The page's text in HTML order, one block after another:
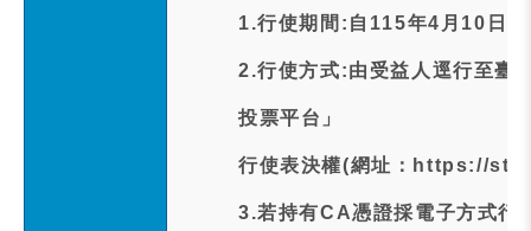
1.行使期間:自115年4月10日
2.行使方式:由受益人逕行至臺
投票平台」
行使表決權(網址：https://
3.若持有CA憑證採電子方式行